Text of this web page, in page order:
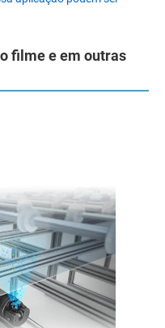
filme e em outras